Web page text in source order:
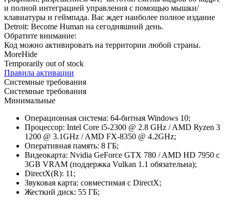
и полной интеграцией управления с помощью мышки/
клавиатуры и геймпада. Вас ждет наиболее полное издание
Detroit: Become Human на сегодняшний день.
Обратите внимание:
Код можно активировать на территории любой страны.
MoreHide
Temporarily out of stock
Правила активации
Системные требования
Системные требования
Минимальные
Операционная система: 64-битная Windows 10;
Процессор: Intel Core i5-2300 @ 2.8 GHz / AMD Ryzen 3
1200 @ 3.1GHz / AMD FX-8350 @ 4.2GHz;
Оперативная память: 8 ГБ;
Видеокарта: Nvidia GeForce GTX 780 / AMD HD 7950 c
3GB VRAM (поддержка Vulkan 1.1 обязательна);
DirectX(R): 11;
Звуковая карта: совместимая c DirectX;
Жесткий диск: 55 ГБ;